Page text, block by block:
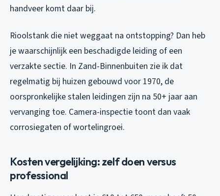
handveer komt daar bij.
Rioolstank die niet weggaat na ontstopping? Dan heb
je waarschijnlijk een beschadigde leiding of een
verzakte sectie. In Zand-Binnenbuiten zie ik dat
regelmatig bij huizen gebouwd voor 1970, de
oorspronkelijke stalen leidingen zijn na 50+ jaar aan
vervanging toe. Camera-inspectie toont dan vaak
corrosiegaten of wortelingroei.
Kosten vergelijking: zelf doen versus
professional